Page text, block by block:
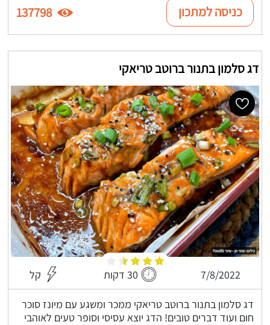
כניסה למתכון 137798
דג סלמון בתנור ברוטב טריאקי
7/8/2022 30 דקות קל
דג סלמון בתנור ברוטב טריאקי ממכר ומשגע עם מיונז סוכר
חום ועוד דברים טובים! הדג יוצא עסיסי וסופר טעים לאוהבי